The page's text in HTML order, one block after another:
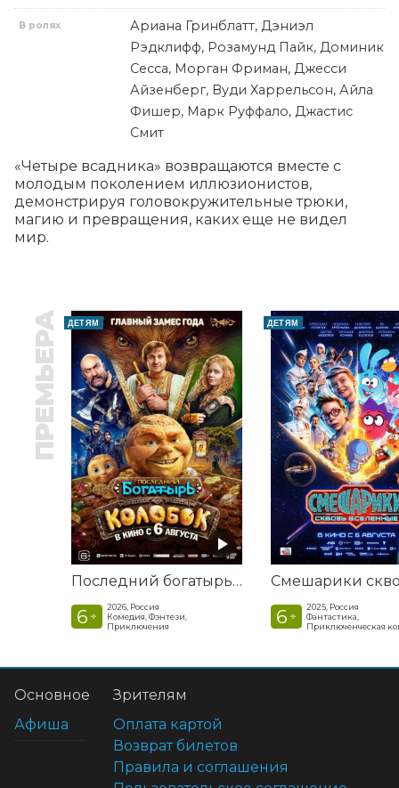
В ролях
Ариана Гринблатт, Дэниэл
Рэдклифф, Розамунд Пайк, Доминик
Сесса, Морган Фриман, Джесси
Айзенберг, Вуди Харрельсон, Айла
Фишер, Марк Руффало, Джастис
Смит
«Четыре всадника» возвращаются вместе с
молодым поколением иллюзионистов,
демонстрируя головокружительные трюки,
магию и превращения, каких еще не видел
мир.
ПРЕМЬЕРА ДЕТЯМ
Последний богатырь. Колобок
6 +
2026, Россия
Комедия, Фэнтези,
Приключения
ДЕТЯМ
6 +
2025, Россия
Фантастика,
Приключенческая
Основное
Афиша
Зрителям
Оплата картой
Возврат билетов
Правила и соглашения